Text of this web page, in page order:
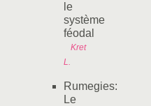
le
système
féodal
Kret
L.
Rumegies:
Le